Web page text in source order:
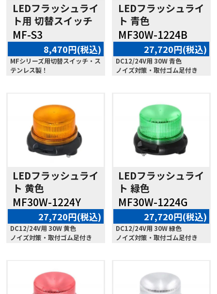
LEDフラッシュライ
ト用 切替スイッチ
MF-S3
8,470円(税込)
MFシリーズ用切替スイッチ・ス
テンレス製！
LEDフラッシュライ
ト 青色
MF30W-1224B
27,720円(税込)
DC12/24V用 30W 青色
ノイズ対策・取付ゴム足付き
LEDフラッシュライ
ト 黄色
MF30W-1224Y
27,720円(税込)
DC12/24V用 30W 黄色
ノイズ対策・取付ゴム足付き
LEDフラッシュライ
ト 緑色
MF30W-1224G
27,720円(税込)
DC12/24V用 30W 緑色
ノイズ対策・取付ゴム足付き